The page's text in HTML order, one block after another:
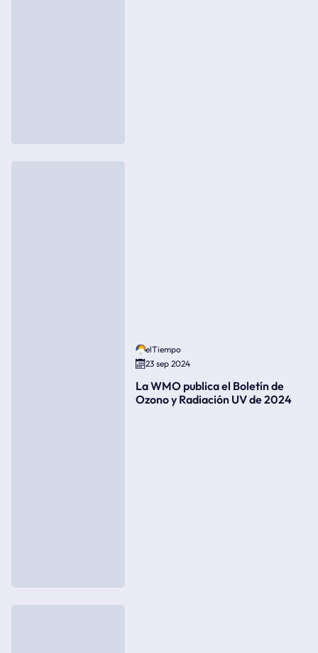
elTiempo
23 sep 2024
La WMO publica el Boletín de
Ozono y Radiación UV de 2024